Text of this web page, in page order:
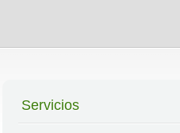
Servicios